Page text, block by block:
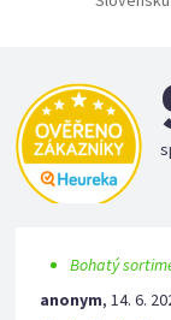
Bohatý
anonym,14. 6.